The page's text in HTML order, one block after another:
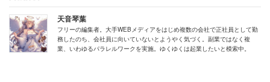
「基本的に同業や隣接業界の面接はまだ通って方だと思
う。（中略）面接すれば7割方内定もらって断ったのが多
天音琴葉
フリーの編集者。大手WEBメディアをはじめ複数の会社で正社員として勤
務したのち、会社員に向いていないとようやく気づく。副業ではなく複
業、いわゆるパラレルワークを実施。ゆくゆくは起業したいと模索中。